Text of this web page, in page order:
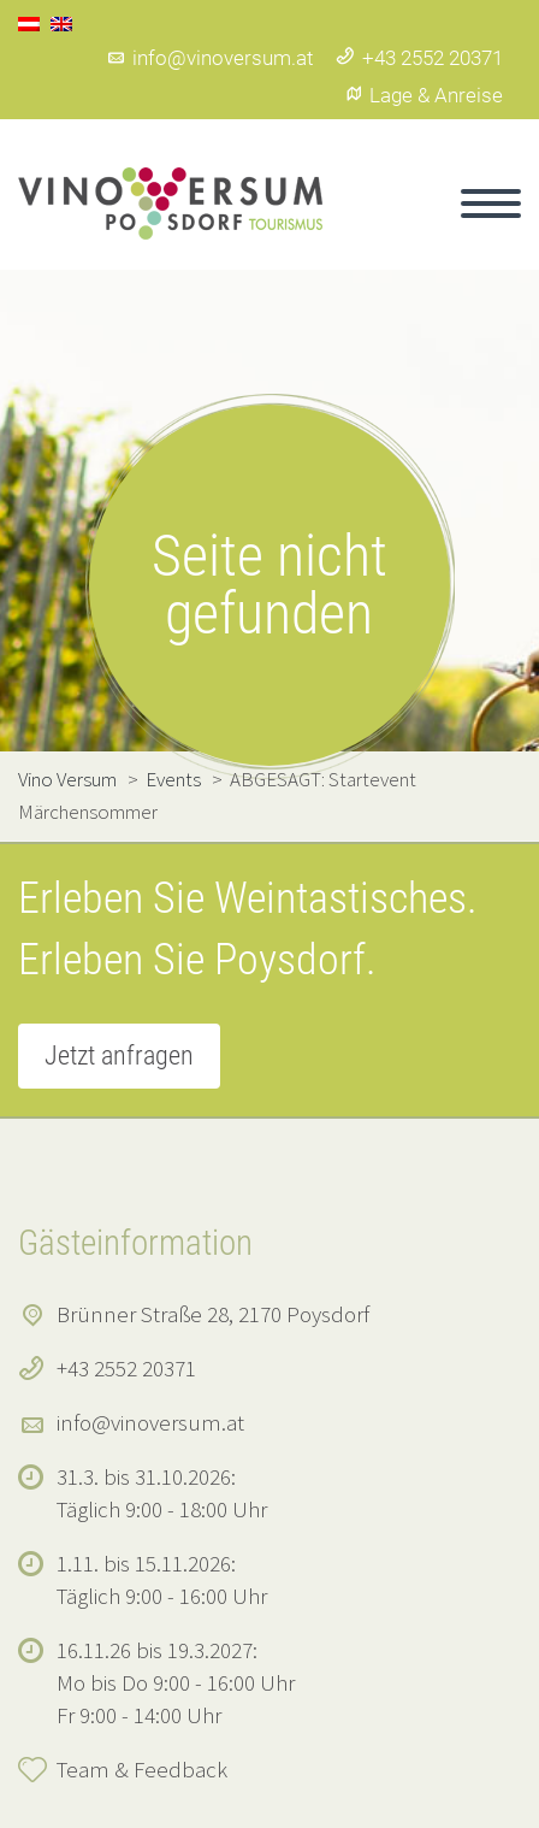
info@vinoversum.at
+43 2552 20371
Lage & Anreise
Seite nicht
gefunden
Vino Versum > Events >ABGESAGT: Startevent
Märchensommer
Erleben Sie Weintastisches.
Erleben Sie Poysdorf.
Jetzt anfragen
Gästeinformation
Brünner Straße 28, 2170 Poysdorf
+43 2552 20371
info@vinoversum.at
31.3. bis 31.10.2026:
Täglich 9:00 - 18:00 Uhr
1.11. bis 15.11.2026:
Täglich 9:00 - 16:00 Uhr
16.11.26 bis 19.3.2027:
Mo bis Do 9:00 - 16:00 Uhr
Fr 9:00 - 14:00 Uhr
Team & Feedback